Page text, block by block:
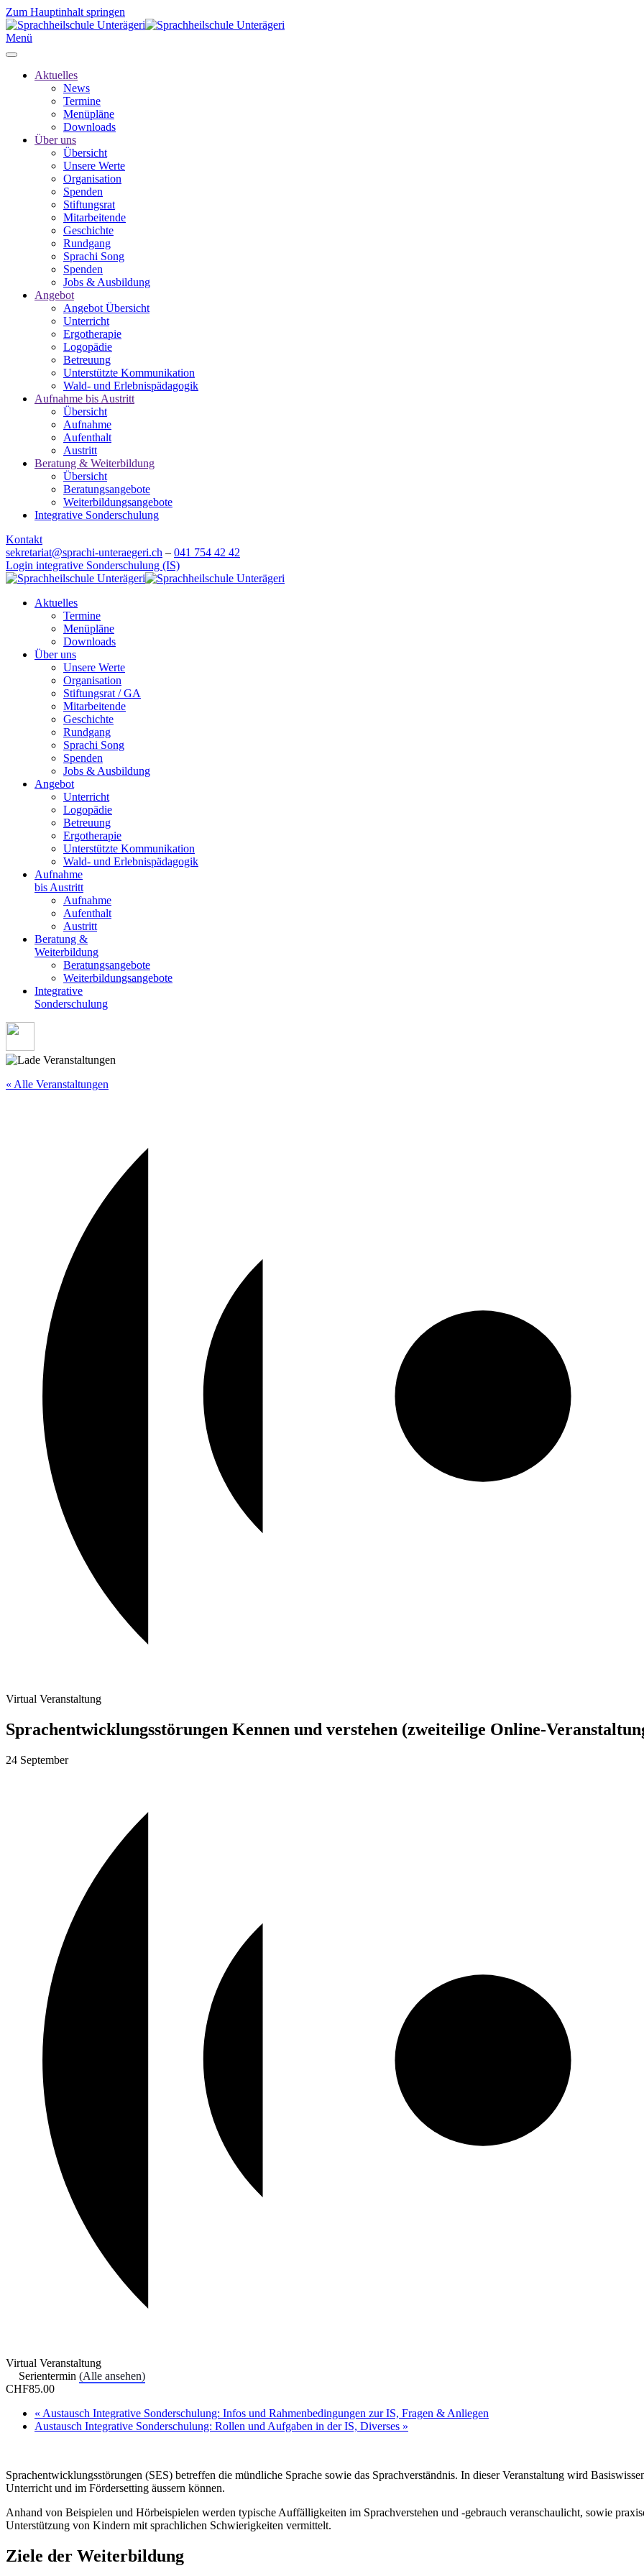
Zum Hauptinhalt springen
Menü
Aktuelles
News
Termine
Menüpläne
Downloads
Über uns
Übersicht
Unsere Werte
Organisation
Spenden
Stiftungsrat
Mitarbeitende
Geschichte
Rundgang
Sprachi Song
Spenden
Jobs & Ausbildung
Angebot
Angebot Übersicht
Unterricht
Ergotherapie
Logopädie
Betreuung
Unterstützte Kommunikation
Wald- und Erlebnispädagogik
Aufnahme bis Austritt
Übersicht
Aufnahme
Aufenthalt
Austritt
Beratung & Weiterbildung
Übersicht
Beratungsangebote
Weiterbildungsangebote
Integrative Sonderschulung
Kontakt
sekretariat@sprachi-unteraegeri.ch – 041 754 42 42
Login integrative Sonderschulung (IS)
Aktuelles
Termine
Menüpläne
Downloads
Über uns
Unsere Werte
Organisation
Stiftungsrat / GA
Mitarbeitende
Geschichte
Rundgang
Sprachi Song
Spenden
Jobs & Ausbildung
Angebot
Unterricht
Logopädie
Betreuung
Ergotherapie
Unterstützte Kommunikation
Wald- und Erlebnispädagogik
Aufnahme
bis Austritt
Aufnahme
Aufenthalt
Austritt
Beratung &
Weiterbildung
Beratungsangebote
Weiterbildungsangebote
Integrative
Sonderschulung
« Alle Veranstaltungen
Virtual Veranstaltung
Sprachentwicklungs­störungen Kennen und verstehen (zweiteilige Online-
24 September
Virtual Veranstaltung
Serientermin (Alle ansehen)
CHF85.00
« Austausch Integrative Sonderschulung: Infos und Rahmenbedingungen zur IS, Fragen & Anliegen
Austausch Integrative Sonderschulung: Rollen und Aufgaben in der IS, Diverses »
Sprachentwicklungsstörungen (SES) betreffen die mündliche Sprache sowie das Sprachverständnis. In dieser Veranstaltung wird
Unterricht und im Fördersetting äussern können.
Anhand von Beispielen und Hörbeispielen werden typische Auffälligkeiten im Sprachverstehen und -gebrauch veranschaulicht, sowie
Unterstützung von Kindern mit sprachlichen Schwierigkeiten vermittelt.
Ziele der Weiterbildung